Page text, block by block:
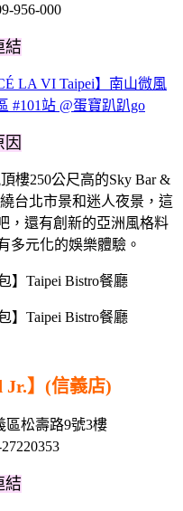
956-000
結
LA VI Taipei】南山微風
#101站 @蛋寶趴趴go
樓250公尺高的Sky Bar &
台北市景和迷人夜景，這
，還有創新的亞洲風格料
多元化的娛樂體驗。
Jr.】(信義店)
區松壽路9號3樓
結